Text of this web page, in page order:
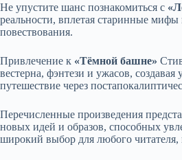
Не упустите шанс познакомиться с
реальности, вплетая старинные
повествования.
Привлечение к «Тёмной башне»
вестерна, фэнтези и ужасов,
путешествие через
Перечисленные произведения
новых идей и образов, способных
широкий выбор для любого